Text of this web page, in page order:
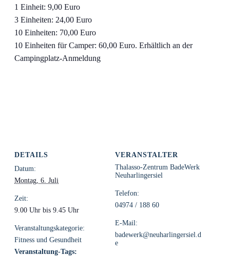
1 Einheit: 9,00 Euro
3 Einheiten: 24,00 Euro
10 Einheiten: 70,00 Euro
10 Einheiten für Camper: 60,00 Euro. Erhältlich an der
Campingplatz-Anmeldung
DETAILS
Datum:
Montag, 6. Juli
Zeit:
9.00 Uhr bis 9.45 Uhr
Veranstaltungskategorie:
Fitness und Gesundheit
Veranstaltung-Tags:
VERANSTALTER
Thalasso-Zentrum BadeWerk
Neuharlingersiel
Telefon:
04974 / 188 60
E-Mail:
badewerk@neuharlingersiel.d
e